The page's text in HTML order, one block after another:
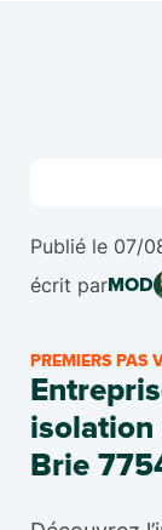
Publié le 07/
écrit parMOD
PREMIERS PAS
isolation
Brie